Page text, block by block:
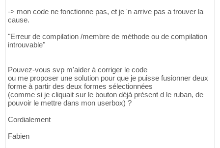
-> mon code ne fonctionne pas, et je 'n arrive pas a trouver la
cause.
"Erreur de compilation /membre de méthode ou de compilation
introuvable"
Pouvez-vous svp m'aider à corriger le code
ou me proposer une solution pour que je puisse fusionner deux
forme à partir des deux formes sélectionnées
(comme si je cliquait sur le bouton déjà présent d le ruban, de
pouvoir le mettre dans mon userbox) ?
Cordialement
Fabien